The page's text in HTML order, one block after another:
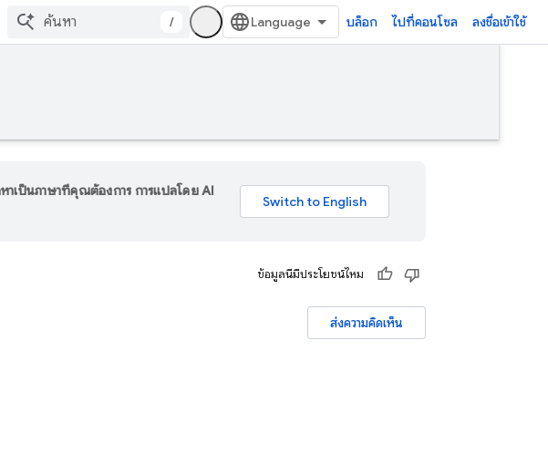
/ บล็อก ไปที่คอนโซล ลงชื่อเข้าใช้
เป็นภาษาที่คุณต้องการ การแปลโดย AI
ข้อมูลนี้มีประโยชน์ไหม
ส่งความคิดเห็น